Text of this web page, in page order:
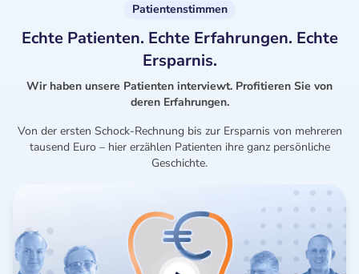
Patientenstimmen
Echte Patienten. Echte Erfahrungen. Echte
Ersparnis.
Wir haben unsere Patienten interviewt. Profitieren Sie von
deren Erfahrungen.
Von der ersten Schock-Rechnung bis zur Ersparnis von mehreren
tausend Euro – hier erzählen Patienten ihre ganz persönliche
Geschichte.